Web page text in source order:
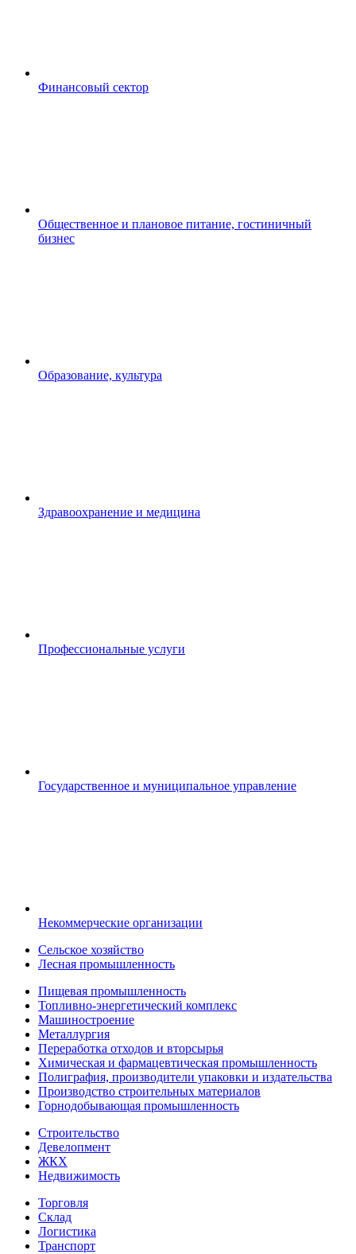
Финансовый сектор
Общественное и плановое питание, гостиничный
бизнес
Образование, культура
Здравоохранение и медицина
Профессиональные услуги
Государственное и муниципальное управление
Некоммерческие организации
Сельское хозяйство
Лесная промышленность
Пищевая промышленность
Топливно-энергетический комплекс
Машиностроение
Металлургия
Переработка отходов и вторсырья
Химическая и фармацевтическая промышленность
Полиграфия, производители упаковки и издательства
Производство строительных материалов
Горнодобывающая промышленность
Строительство
Девелопмент
ЖКХ
Недвижимость
Торговля
Склад
Логистика
Транспорт